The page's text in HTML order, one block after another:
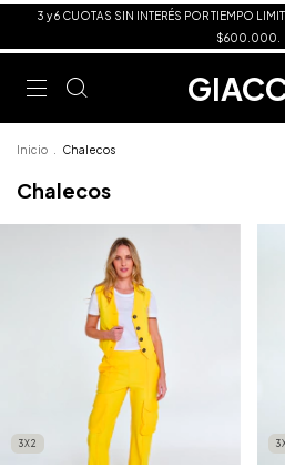
3 y 6 CUOTAS SIN INTERÉS POR TIEMPO
$600.000.
Inicio Chalecos
Chalecos
3X2